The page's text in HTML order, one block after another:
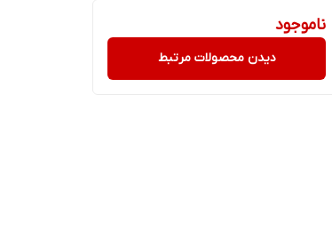
ناموجود
دیدن محصولات مرتبط